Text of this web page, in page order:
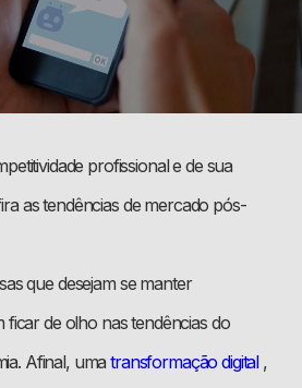
profissional e de sua
as tendências de mercado pós-
que desejam se manter
ficar de olho nas tendências do
Afinal, umatransformação digital,